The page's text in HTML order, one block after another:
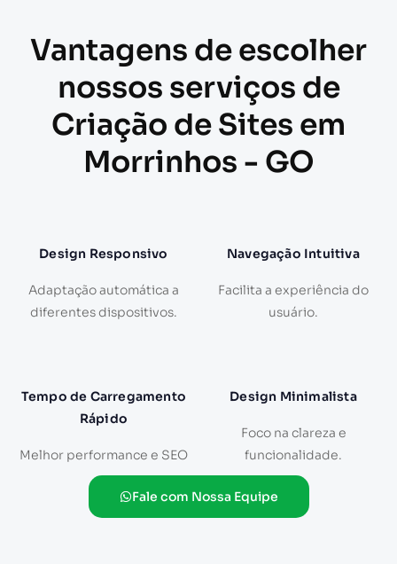
Vantagens de escolher
nossos serviços de
Criação de Sites em
Morrinhos - GO
Design Responsivo
Adaptação automática a
diferentes dispositivos.
Navegação Intuitiva
Facilita a experiência do
usuário.
Tempo de Carregamento
Rápido
Melhor performance e SEO
Design Minimalista
Foco na clareza e
funcionalidade.
Fale com Nossa Equipe